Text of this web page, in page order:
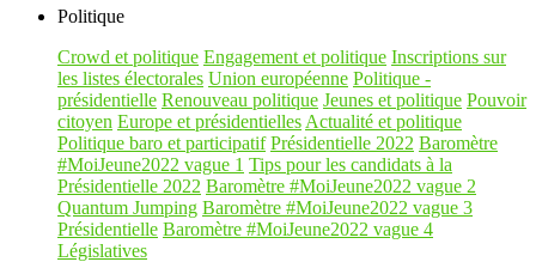
Politique
Crowd et politique Engagement et politique Inscriptions sur
les listes électorales Union européenne Politique -
présidentielle Renouveau politique Jeunes et politique Pouvoir
citoyen Europe et présidentielles Actualité et politique
Politique baro et participatif Présidentielle 2022 Baromètre
#MoiJeune2022 vague 1 Tips pour les candidats à la
Présidentielle 2022 Baromètre #MoiJeune2022 vague 2
Quantum Jumping Baromètre #MoiJeune2022 vague 3
Présidentielle Baromètre #MoiJeune2022 vague 4
Législatives